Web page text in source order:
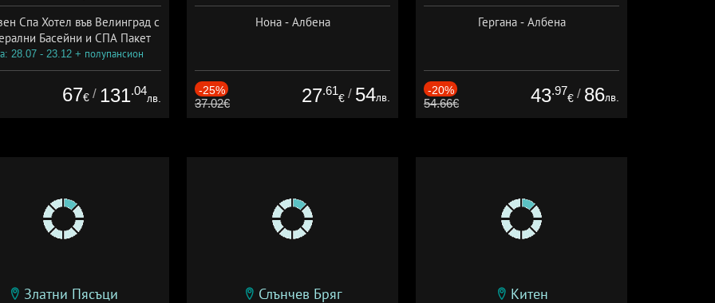
Спа Хотел във Велинград с
Басейни и СПА Пакет
28.07 - 23.12 + полупансион
67€ / 131.04
лв.
Нона - Албена
-25%
37.02€ 27.61
€ / 54лв.
Гергана - Албена
-20%
54.66€ 43.97
€ / 86лв.
Златни Пясъци Слънчев Бряг Китен